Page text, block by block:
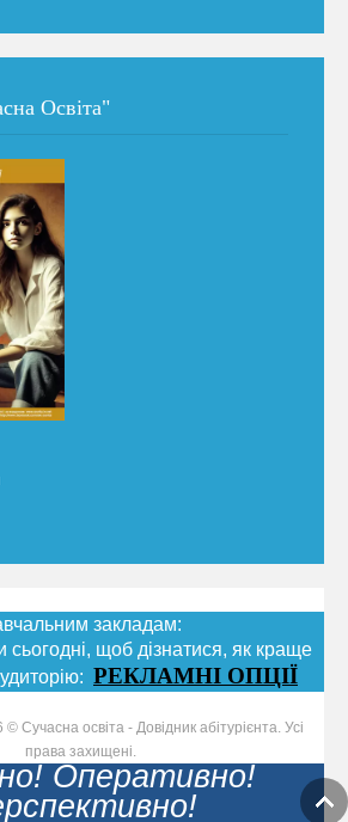
Освіта"
закладам:
сьогодні, щоб дізнатися, як краще
РЕКЛАМНІ ОПЦІЇ
Сучасна освіта - Довідник абітурієнта. Усі
права захищені.
Оперативно!